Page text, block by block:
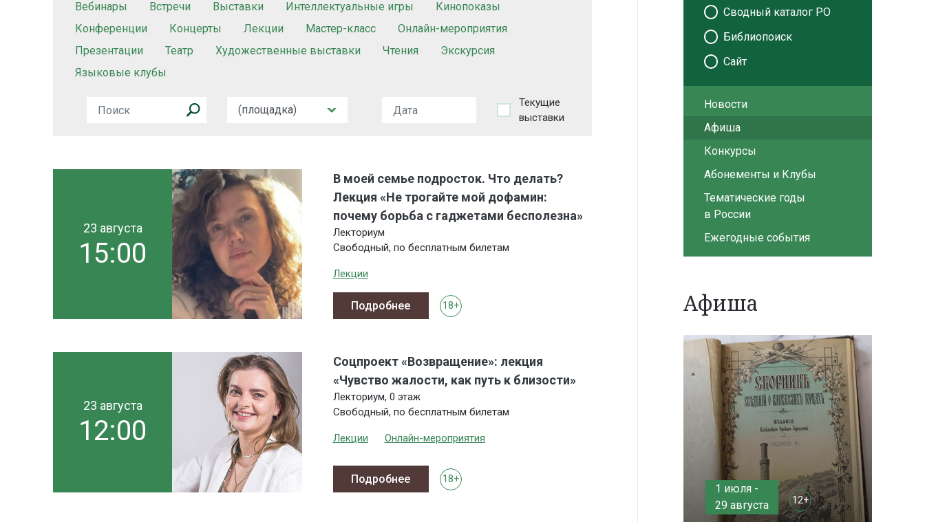
Вебинары
Встречи Выставки Интеллектуальные игры
Кинопоказы
Конференции
Концерты Лекции Мастер-класс
Онлайн-мероприятия
Презентации
Театр Художественные выставки Чтения
Экскурсия
Языковые клубы
Текущие
выставки
23 августа
15:00
В моей семье подросток. Что делать?
Лекция «Не трогайте мой дофамин:
почему борьба с гаджетами бесполезна»
Лекториум
Свободный, по бесплатным билетам
Лекции
18+
Подробнее
23 августа
12:00
Соцпроект «Возвращение»: лекция
«Чувство жалости, как путь к близости»
Лекториум, 0 этаж
Свободный, по бесплатным билетам
Лекции Онлайн-мероприятия
18+
Подробнее
Сводный каталог РО
Библиопоиск
Сайт
Новости
Афиша
Конкурсы
Абонементы и Клубы
Тематические годы
в России
Ежегодные события
Афиша
1 июля -
29 августа
12+